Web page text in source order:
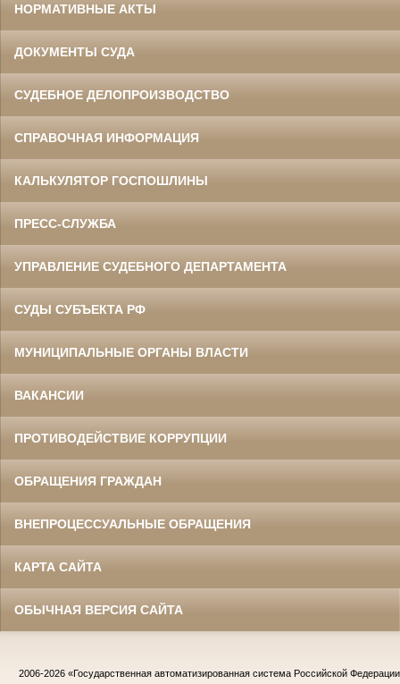
НОРМАТИВНЫЕ АКТЫ
ДОКУМЕНТЫ СУДА
СУДЕБНОЕ ДЕЛОПРОИЗВОДСТВО
СПРАВОЧНАЯ ИНФОРМАЦИЯ
КАЛЬКУЛЯТОР ГОСПОШЛИНЫ
ПРЕСС-СЛУЖБА
УПРАВЛЕНИЕ СУДЕБНОГО ДЕПАРТАМЕНТА
СУДЫ СУБЪЕКТА РФ
МУНИЦИПАЛЬНЫЕ ОРГАНЫ ВЛАСТИ
ВАКАНСИИ
ПРОТИВОДЕЙСТВИЕ КОРРУПЦИИ
ОБРАЩЕНИЯ ГРАЖДАН
ВНЕПРОЦЕССУАЛЬНЫЕ ОБРАЩЕНИЯ
КАРТА САЙТА
ОБЫЧНАЯ ВЕРСИЯ САЙТА
2006-2026 «Государственная автоматизированная система Российской